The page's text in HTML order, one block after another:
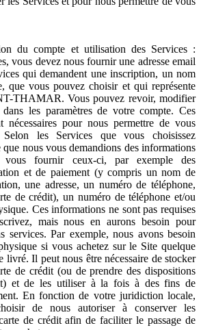
du compte et utilisation des Services :
vous devez nous fournir une adresse email
qui demandent une inscription, un nom
que vous pouvez choisir et qui représente
THAMAR. Vous pouvez revoir, modifier
les paramètres de votre compte. Ces
nécessaires pour nous permettre de vous
les Services que vous choisissez
que nous vous demandions des informations
vous fournir ceux-ci, par exemple des
et de paiement (y compris un nom de
une adresse, un numéro de téléphone,
de crédit), un numéro de téléphone et/ou
Ces informations ne sont pas requises
mais nous en aurons besoin pour
services. Par exemple, nous avons besoin
si vous achetez sur le Site quelque
livré. Il peut nous être nécessaire de stocker
de crédit (ou de prendre des dispositions
et de les utiliser à la fois à des fins de
En fonction de votre juridiction locale,
de nous autoriser à conserver les
de crédit afin de faciliter le passage de